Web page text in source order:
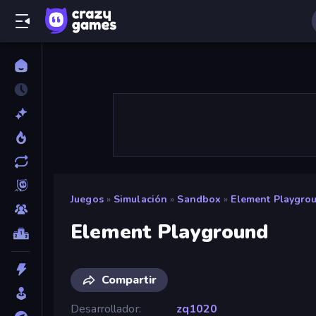
Juegos » Simulación » Sandbox » Element
Element Playground
Compartir
Desarrollador
zq1020